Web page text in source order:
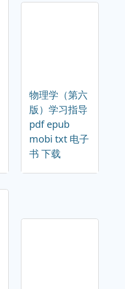
物理学（第六
版）学习指导
pdf epub
mobi txt 电子
书 下载